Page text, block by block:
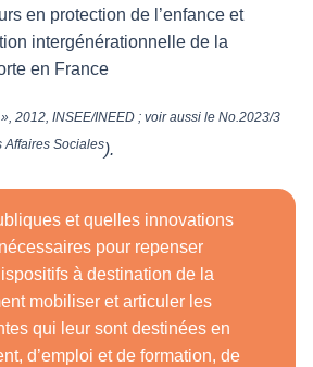
en protection de l’enfance et
intergénérationnelle de la
en France
2012, INSEE/INEED ; voir aussi le No.2023/3
Affaires Sociales).
et quelles innovations
pour repenser
à destination de la
mobiliser et articuler les
qui leur sont destinées en
d’emploi et de formation, de